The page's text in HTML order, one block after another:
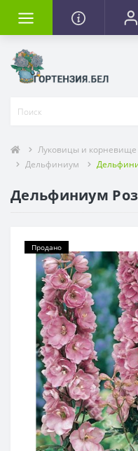
Луковицы и корневище
Дельфиниум
Дельфиниум
Продано